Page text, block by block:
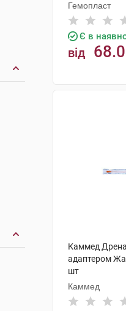
Гемопласт
Є в
від
Каммед
адаптером
шт
Каммед